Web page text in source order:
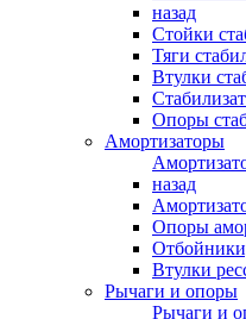
назад
Стойки
Тяги
Втулки
Опоры
Амортизаторы
назад
Опоры
Втулки
Рычаги и опоры
Рычаги и